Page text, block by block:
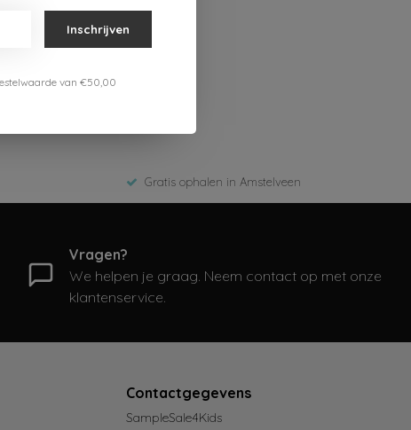
Gratis ophalen in Amstelveen
Vragen?
We helpen je graag. Neem contact op met onze
klantenservice.
Contactgegevens
SampleSale4Kids
Inschrijven
van €50,00